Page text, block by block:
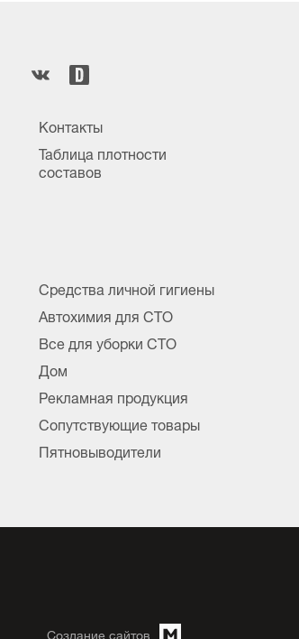
Контакты
Таблица плотности
составов
Средства личной гигиены
Автохимия для СТО
Все для уборки СТО
Дом
Рекламная продукция
Сопутствующие товары
Пятновыводители
Создание сайтов